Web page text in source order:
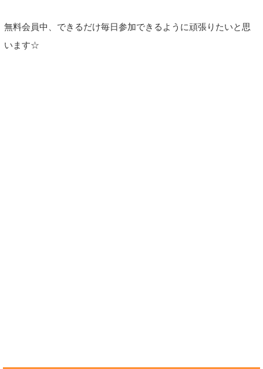
無料会員中、できるだけ毎日参加できるように頑張りたいと思
います☆